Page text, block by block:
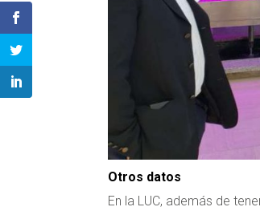
Otros datos
En la LUC, además de